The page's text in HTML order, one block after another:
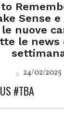
to
Sense e
nuove
le news
24/02/2025
#TBA